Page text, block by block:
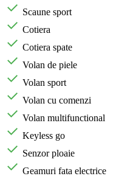
Scaune sport
Cotiera
Cotiera spate
Volan de piele
Volan sport
Volan cu comenzi
Volan multifunctional
Keyless go
Senzor ploaie
Geamuri fata electrice